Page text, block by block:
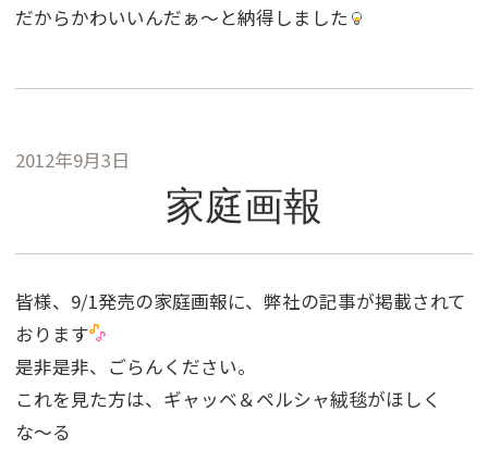
だからかわいいんだぁ〜と納得しました
2012年9月3日
家庭画報
皆様、9/1発売の家庭画報に、弊社の記事が掲載されて
おります
是非是非、ごらんください。
これを見た方は、ギャッベ＆ペルシャ絨毯がほしく
な〜る